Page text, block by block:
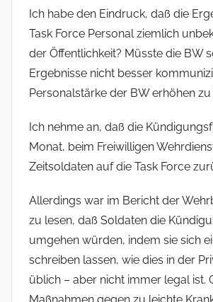
Ich habe den Eindruck, daß die
Task Force Personal ziemlich
der Öffentlichkeit? Müsste die BW
Ergebnisse nicht besser
Personalstärke der BW erhöhen zu
Ich nehme an, daß die
Monat, beim Freiwilligen
Zeitsoldaten auf die Task Force
Allerdings war im Bericht der
zu lesen, daß Soldaten die
umgehen würden, indem sie sich
schreiben lassen, wie dies in der
üblich – aber nicht immer legal ist.